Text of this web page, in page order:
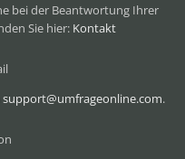
bei der Beantwortung Ihrer
Sie hier: Kontakt
support@umfrageonline.com.